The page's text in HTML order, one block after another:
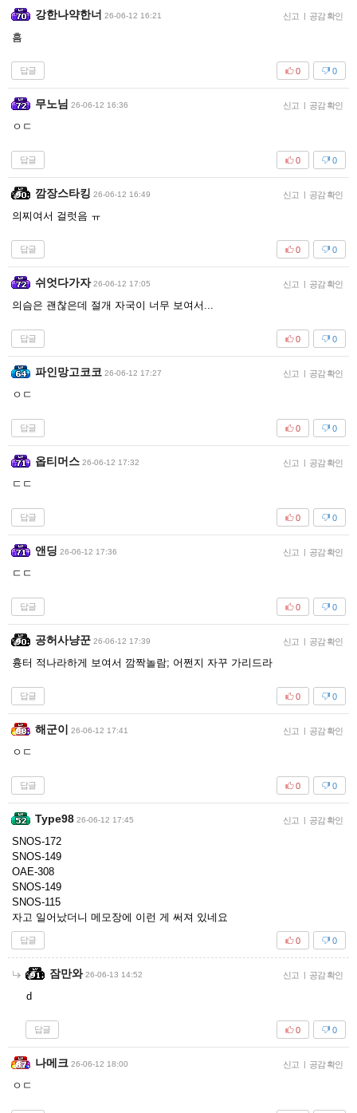
강한나약한너 26-06-12 16:21 신고 | 공감 확인
흠
답글 0
0
무노님 26-06-12 16:36 신고 | 공감 확인
ㅇㄷ
답글 0
0
깜장스타킹 26-06-12 16:49 신고 | 공감 확인
의찌여서 걸럿음 ㅠ
답글 0
0
쉬엇다가자 26-06-12 17:05 신고 | 공감 확인
의슴은 괜찮은데 절개 자국이 너무 보여서...
답글 0
0
파인망고코코 26-06-12 17:27 신고 | 공감 확인
ㅇㄷ
답글 0
0
옵티머스 26-06-12 17:32 신고 | 공감 확인
ㄷㄷ
답글 0
0
앤딩 26-06-12 17:36 신고 | 공감 확인
ㄷㄷ
답글 0
0
공허사냥꾼 26-06-12 17:39 신고 | 공감 확인
흉터 적나라하게 보여서 깜짝놀람; 어쩐지 자꾸 가리드라
답글 0
0
해군이 26-06-12 17:41 신고 | 공감 확인
ㅇㄷ
답글 0
0
Type98 26-06-12 17:45 신고 | 공감 확인
SNOS-172
SNOS-149
OAE-308
SNOS-149
SNOS-115
자고 일어났더니 메모장에 이런 게 써져 있네요
답글 0
0
잠만와 26-06-13 14:52 신고 | 공감 확인
d
답글 0
0
나메크 26-06-12 18:00 신고 | 공감 확인
ㅇㄷ